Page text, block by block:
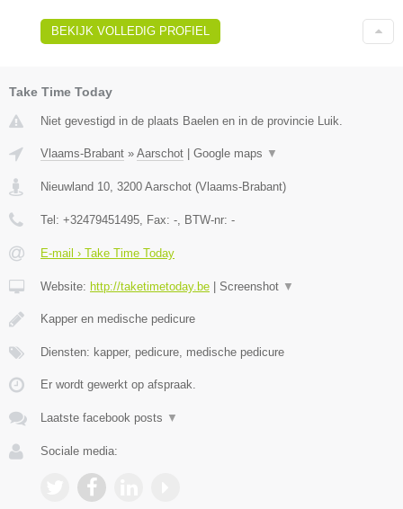
BEKIJK VOLLEDIG PROFIEL
Take Time Today
Niet gevestigd in de plaats Baelen en in de provincie Luik.
Vlaams-Brabant » Aarschot Google maps ▼
Nieuwland 10, 3200 Aarschot (Vlaams-Brabant)
Tel: +32479451495, Fax: -, BTW-nr: -
E-mail › Take Time Today
Website: http://taketimetoday.be Screenshot ▼
Kapper en medische pedicure
Diensten: kapper, pedicure, medische pedicure
Er wordt gewerkt op afspraak.
Laatste facebook posts ▼
Sociale media: